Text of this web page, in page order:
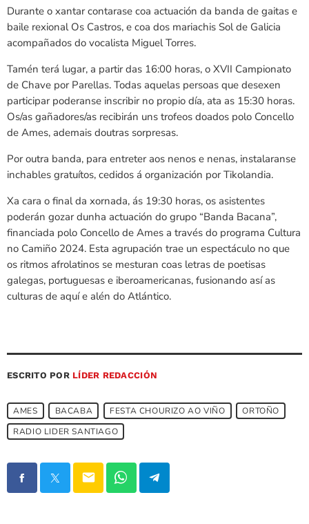
Durante o xantar contarase coa actuación da banda de gaitas e
baile rexional Os Castros, e coa dos mariachis Sol de Galicia
acompañados do vocalista Miguel Torres.
Tamén terá lugar, a partir das 16:00 horas, o XVII Campionato
de Chave por Parellas. Todas aquelas persoas que desexen
participar poderanse inscribir no propio día, ata as 15:30 horas.
Os/as gañadores/as recibirán uns trofeos doados polo Concello
de Ames, ademais doutras sorpresas.
Por outra banda, para entreter aos nenos e nenas, instalaranse
inchables gratuítos, cedidos á organización por Tikolandia.
Xa cara o final da xornada, ás 19:30 horas, os asistentes
poderán gozar dunha actuación do grupo “Banda Bacana”,
financiada polo Concello de Ames a través do programa Cultura
no Camiño 2024. Esta agrupación trae un espectáculo no que
os ritmos afrolatinos se mesturan coas letras de poetisas
galegas, portuguesas e iberoamericanas, fusionando así as
culturas de aquí e alén do Atlántico.
ESCRITO POR LÍDER REDACCIÓN
AMES BACABA FESTA CHOURIZO AO VIÑO
ORTOÑO
RADIO LIDER SANTIAGO
email